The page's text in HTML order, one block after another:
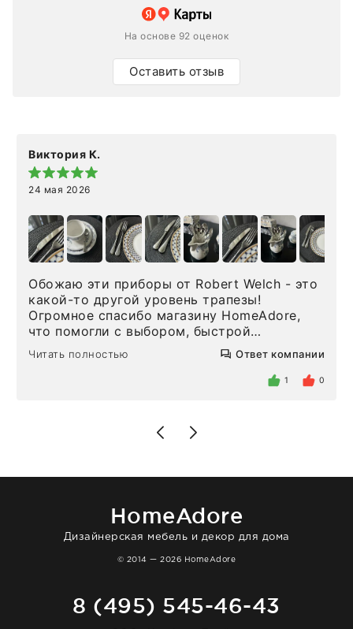
На основе 92 оценок
Оставить отзыв
Виктория К.
24 мая 2026
Обожаю эти приборы от Robert Welch - это
какой-то другой уровень трапезы!
Огромное спасибо магазину HomeAdore,
что помогли с выбором, быстрой
доставкой и высоким сервисом. Один раз
была здесь лично, забирала чайные ложки,
внутри очень много антикварной посуды,
Позже заказывала остальные приборы -
доставили сдэком на следующий день к
отвечает очень быстро. Взаимодействием
Читать полностью Ответ компании
1 0
HomeAdore
Дизайнерская мебель и декор для дома
© 2014 — 2026 HomeAdore
8 (495) 545-46-43